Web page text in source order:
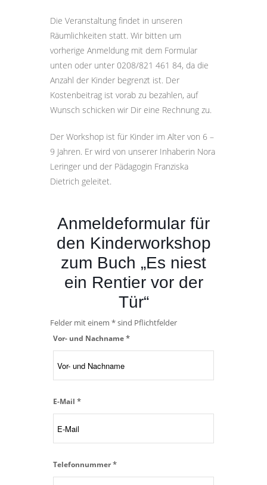
Die Veranstaltung findet in unseren
Räumlichkeiten statt. Wir bitten um
vorherige Anmeldung mit dem Formular
unten oder unter 0208/821 461 84, da die
Anzahl der Kinder begrenzt ist. Der
Kostenbeitrag ist vorab zu bezahlen, auf
Wunsch schicken wir Dir eine Rechnung zu.
Der Workshop ist für Kinder im Alter von 6 –
9 Jahren. Er wird von unserer Inhaberin Nora
Leringer und der Pädagogin Franziska
Dietrich geleitet.
Anmeldeformular für
den Kinderworkshop
zum Buch „Es niest
ein Rentier vor der
Tür“
Felder mit einem * sind Pflichtfelder
Vor- und Nachname*
E-Mail *
Telefonnummer*